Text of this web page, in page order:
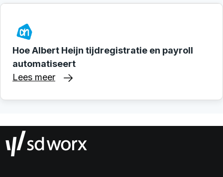
Hoe Albert Heijn tijdregistratie en payroll
automatiseert
Lees meer